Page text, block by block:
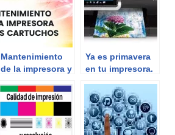
Mantenimiento
de la impresora y
para los
cartuchos
Ya es primavera
en tu impresora.